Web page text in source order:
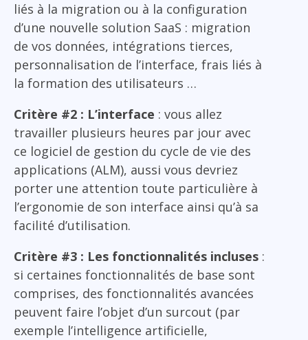
liés à la migration ou à la configuration
d’une nouvelle solution SaaS : migration
de vos données, intégrations tierces,
personnalisation de l’interface, frais liés à
la formation des utilisateurs …
Critère #2 : L’interface : vous allez
travailler plusieurs heures par jour avec
ce logiciel de gestion du cycle de vie des
applications (ALM), aussi vous devriez
porter une attention toute particulière à
l’ergonomie de son interface ainsi qu’à sa
facilité d’utilisation.
Critère #3 : Les fonctionnalités incluses :
si certaines fonctionnalités de base sont
comprises, des fonctionnalités avancées
peuvent faire l’objet d’un surcout (par
exemple l’intelligence artificielle,